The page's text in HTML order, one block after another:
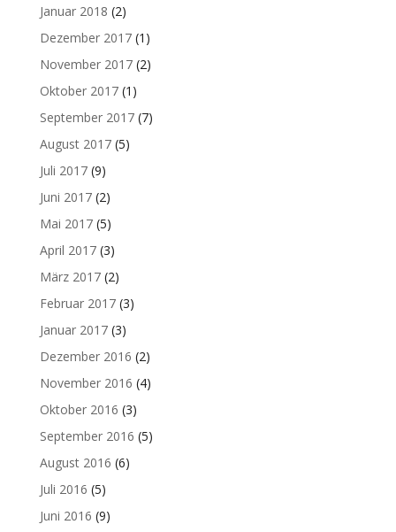
Januar 2018 (2)
Dezember 2017(1)
November 2017(2)
Oktober 2017(1)
September 2017(7)
August 2017(5)
Juli 2017(9)
Juni 2017(2)
Mai 2017(5)
April 2017(3)
März 2017(2)
Februar 2017(3)
Januar 2017(3)
Dezember 2016 (2)
November 2016 (4)
Oktober 2016 (3)
September 2016 (5)
August 2016 (6)
Juli 2016 (5)
Juni 2016 (9)